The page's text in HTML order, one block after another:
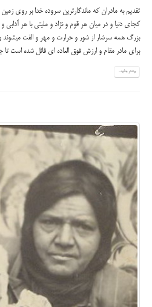
تقدیم به مادران که ماندگارترین سروده خدا بر روی
کجای دنیا و در میان هر قوم و نژاد و ملیتی با هر
بزرگ همه سرشار از شور و حرارت و مهر و الفت
برای مادر مقام و ارزش فوق العاده ای قائل شده است
بیشتر بدانید...